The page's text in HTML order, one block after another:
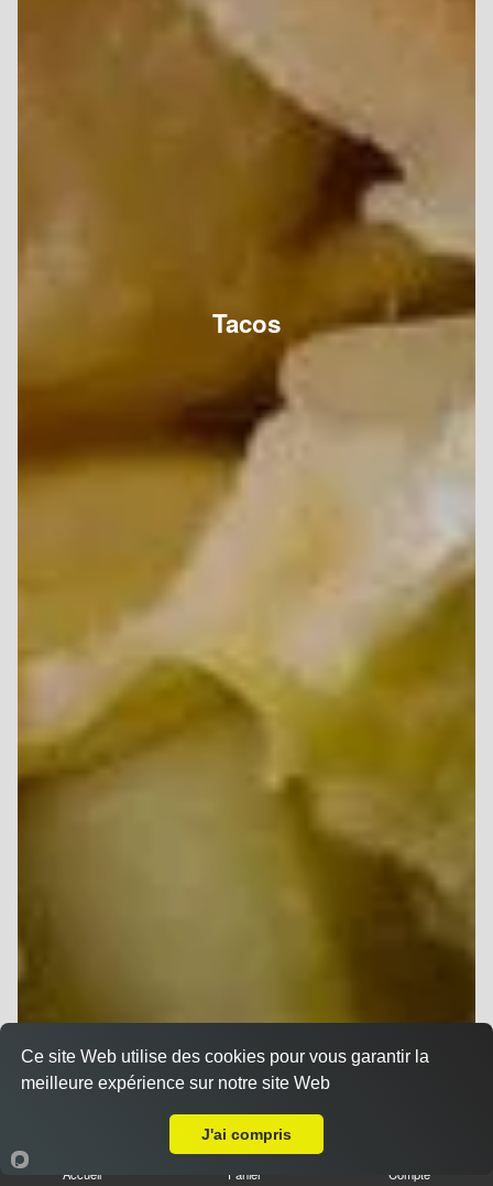
Tacos
Accueil Panier Compte
Ce site Web utilise des cookies pour vous garantir la
meilleure expérience sur notre site Web
J'ai compris